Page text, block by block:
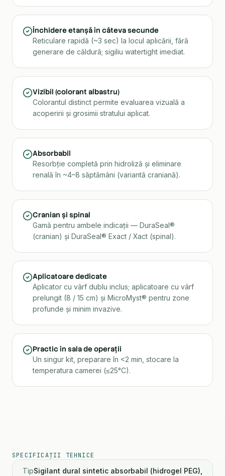
Închidere etanșă în câteva secunde
Reticulare rapidă (~3 sec) la locul aplicării, fără
generare de căldură; sigiliu watertight imediat.
Vizibil (colorant albastru)
Colorantul distinct permite evaluarea vizuală a
acoperirii și grosimii stratului aplicat.
Absorbabil
Resorbție completă prin hidroliză și eliminare
renală în ~4–8 săptămâni (variantă craniană).
Cranian și spinal
Gamă pentru ambele indicații — DuraSeal®
(cranian) și DuraSeal® Exact / Xact (spinal).
Aplicatoare dedicate
Aplicator cu vârf dublu inclus; aplicatoare cu vârf
prelungit (8 / 15 cm) și MicroMyst® pentru zone
profunde și minim invazive.
Practic în sala de operații
Un singur kit, preparare în <2 min, stocare la
temperatura camerei (≤25°C).
SPECIFICAȚII TEHNICE
TipSigilant dural sintetic absorbabil (hidrogel PEG),